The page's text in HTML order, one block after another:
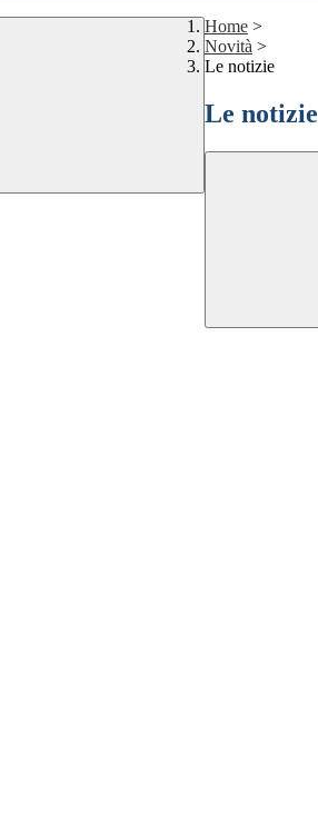
Home >
Novità >
Le notizie
Le notizie